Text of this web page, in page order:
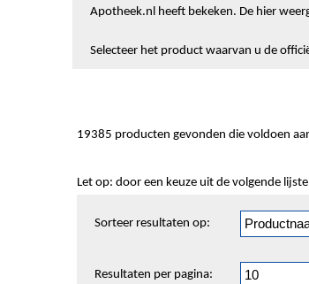
Apotheek.nl heeft bekeken. De hier
Selecteer het product waarvan u de
19385 producten gevonden die voldoen
Let op: door een keuze uit de volgende
en
Sorteer resultaten op:
Resultaten per pagina: